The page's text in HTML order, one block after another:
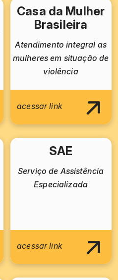
Casa da Mulher
Brasileira
Atendimento integral as
mulheres em situação de
violência
acessar link
SAE
Serviço de Assistência
Especializada
acessar link